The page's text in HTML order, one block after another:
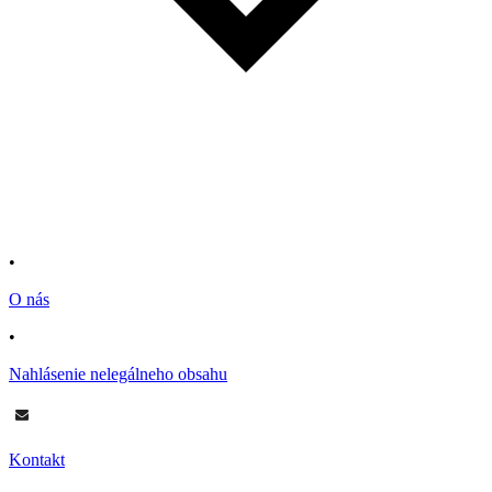
•
O nás
•
Nahlásenie nelegálneho obsahu
Kontakt